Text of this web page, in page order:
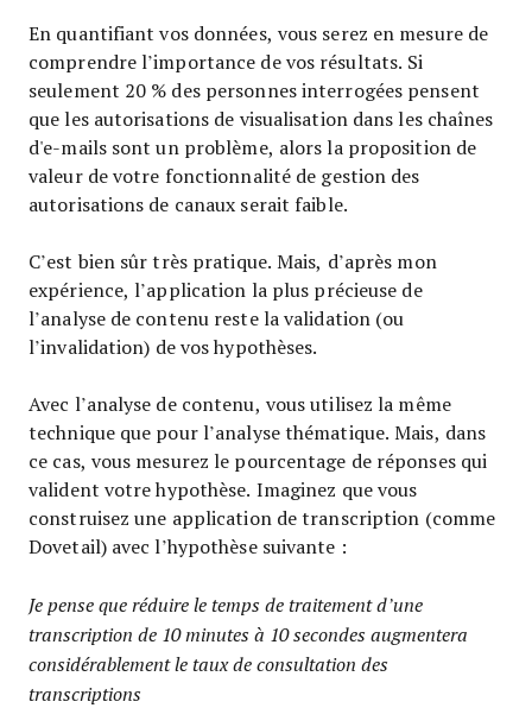
En quantifiant vos données, vous serez en mesure de
comprendre l’importance de vos résultats. Si
seulement 20 % des personnes interrogées pensent
que les autorisations de visualisation dans les chaînes
d'e-mails sont un problème, alors la proposition de
valeur de votre fonctionnalité de gestion des
autorisations de canaux serait faible.
C’est bien sûr très pratique. Mais, d’après mon
expérience, l’application la plus précieuse de
l’analyse de contenu reste la validation (ou
l’invalidation) de vos hypothèses.
Avec l’analyse de contenu, vous utilisez la même
technique que pour l’analyse thématique. Mais, dans
ce cas, vous mesurez le pourcentage de réponses qui
valident votre hypothèse. Imaginez que vous
construisez une application de transcription (comme
Dovetail) avec l’hypothèse suivante :
Je pense que réduire le temps de traitement d’une
transcription de 10 minutes à 10 secondes augmentera
considérablement le taux de consultation des
transcriptions